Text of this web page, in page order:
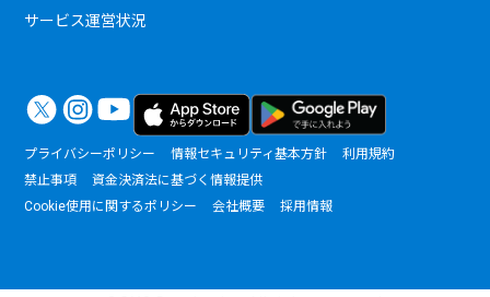
サービス運営状況
プライバシーポリシー 情報セキュリティ基本方針
利用規約
禁止事項
資金決済法に基づく情報提供
Cookie使用に関するポリシー
会社概要 採用情報